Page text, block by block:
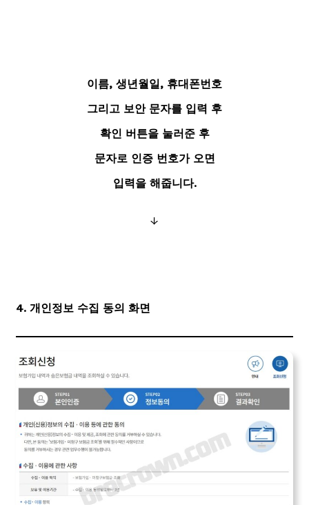
이름, 생년월일, 휴대폰번호
그리고 보안 문자를 입력 후
확인 버튼을 눌러준 후
문자로 인증 번호가 오면
입력을 해줍니다.
↓
4. 개인정보 수집 동의 화면